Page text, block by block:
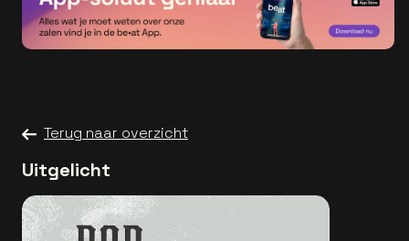
Terug naar overzicht
Uitgelicht